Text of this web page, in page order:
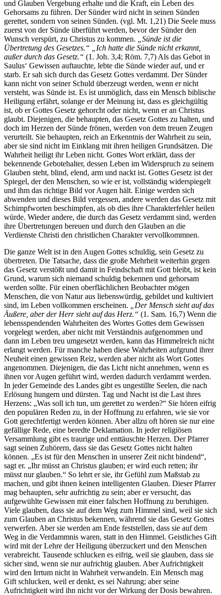
und Glauben Vergebung erhalte und die Kraft, ein Leben des
Gehorsams zu führen. Der Sünder wird nicht in seinen Sünden
gerettet, sondern von seinen Sünden. (vgl. Mt. 1,21) Die Seele muss
zuerst von der Sünde überführt werden, bevor der Sünder den
Wunsch verspürt, zu Christus zu kommen.
„Sünde ist die
Übertretung des Gesetzes.“ „Ich hatte die Sünde nicht erkannt,
außer durch das Gesetz.“ (1. Joh. 3,4; Röm. 7,7) Als das Gebot in
Saulus‘ Gewissen auftauchte, lebte die Sünde wieder auf, und er
starb. Er sah sich durch das Gesetz Gottes verdammt. Der Sünder
kann nicht von seiner Schuld überzeugt werden, wenn er nicht
versteht, was Sünde ist. Es ist unmöglich, dass ein Mensch biblische
Heiligung erfährt, solange er der Meinung ist, dass es gleichgültig
ist, ob er Gottes Gesetz gehorcht oder nicht, wenn er an Christus
glaubt. Diejenigen, die behaupten, das Gesetz Gottes zu halten, und
doch im Herzen der Sünde frönen, werden von dem treuen Zeugen
verurteilt. Sie behaupten, reich an Erkenntnis der Wahrheit zu sein,
aber sie sind nicht im Einklang mit ihren heiligen Grundsätzen. Die
Wahrheit heiligt ihr Leben nicht. Gottes Wort erklärt, dass der
bekennende Gebotehalter, dessen Leben im Widerspruch zu seinem
Glauben steht, blind, elend, arm und nackt ist. Gottes Gesetz ist der
Spiegel, der den Menschen, so wie er ist, vollständig widerspiegelt
und ihm das richtige Bild vor Augen hält. Einige werden sich
abwenden und dieses Bild vergessen, andere werden das Gesetz mit
Schimpfworten beschimpfen, als ob dies ihre Charakterfehler heilen
würde. Wieder andere, die durch das Gesetz verdammt sind, werden
ihre Übertretungen bereuen und durch den Glauben an die
Verdienste Christi den christlichen Charakter vervollkommnen.
Die ganze Welt ist in den Augen Gottes schuldig, sein Gesetz zu
übertreten. Die Tatsache, dass die große Mehrheit weiterhin gegen
das Gesetz verstößt und damit in Feindschaft mit Gott bleibt, ist kein
Grund, warum sich niemand schuldig bekennen und gehorsam
werden sollte. Für einen oberflächlichen Beobachter mögen
Menschen, die von Natur aus liebenswürdig, gebildet und kultiviert
sind, im Leben vollkommen erscheinen.
„Der Mensch sieht auf das
Äußere, aber der Herr sieht auf das Herz.“ (1. Sam. 16,7) Wenn die
lebensspendenden Wahrheiten des Wortes Gottes dem Gewissen
vorgelegt werden, aber nicht mit Verständnis aufgenommen und
dann im Leben treu umgesetzt werden, kann das Himmelreich nicht
erlangt werden. Für manche haben diese Wahrheiten aufgrund ihrer
Neuheit einen gewissen Reiz, werden aber nicht als Wort Gottes
angenommen. Diejenigen, die das Licht nicht annehmen, wenn es
ihnen vor Augen geführt wird, werden dadurch verdammt werden.
In jeder Gemeinde des Landes gibt es ungestillte Seelen, die nach
Erlösung hungern und dürsten. Tag und Nacht ist die Last ihres
Herzens: „Was soll ich tun, um gerettet zu werden?“ Sie hören eifrig
den populären Reden zu, in der Hoffnung zu erfahren, wie sie vor
Gott gerechtfertigt werden können. Aber allzu oft hören sie nur eine
gefällige Rede, eine beredte Deklamation. In jeder religiösen
Versammlung gibt es traurige und enttäuschte Herzen. Der Pfarrer
sagt seinen Zuhörern, dass sie das Gesetz Gottes nicht halten
können. „Es ist für den Menschen in unserer Zeit nicht bindend“,
sagt er. „Ihr müsst an Christus glauben; er wird euch retten; ihr
müsst nur glauben.“ So lehrt er sie, ihr Gefühl zum Maßstab zu
machen, und gibt ihnen keinen intelligenten Glauben. Dieser Pfarrer
mag behaupten, sehr aufrichtig zu sein; aber er versucht, das
aufgewühlte Gewissen mit einer falschen Hoffnung zu beruhigen.
Viele glauben, dass sie auf dem Weg zum Himmel sind, weil sie sich
zum Glauben an Christus bekennen, während sie das Gesetz Gottes
verwerfen. Aber sie werden am Ende feststellen, dass sie auf dem
Weg in die Verdammnis waren, statt in den Himmel. Geistliches Gift
wird mit der Lehre der Heiligung überzuckert und den Menschen
verabreicht. Tausende schlucken es eifrig, weil sie glauben, dass sie
sicher sind, wenn sie nur aufrichtig glauben. Aber Aufrichtigkeit
wird den Irrtum nicht in Wahrheit verwandeln. Ein Mensch mag
Gift schlucken, weil er denkt, es sei Nahrung; aber seine
Aufrichtigkeit wird ihn nicht vor der Wirkung der Dosis bewahren.